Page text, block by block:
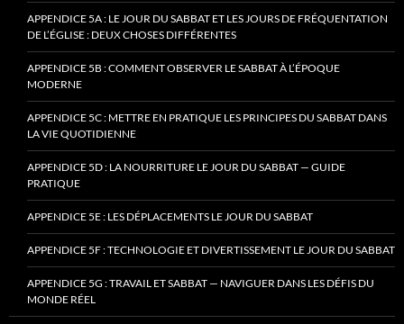
APPENDICE 5A : LE JOUR DU SABBAT ET LES JOURS DE FRÉQUENTATION
DE L’ÉGLISE : DEUX CHOSES DIFFÉRENTES
APPENDICE 5B : COMMENT OBSERVER LE SABBAT À L’ÉPOQUE
MODERNE
APPENDICE 5C : METTRE EN PRATIQUE LES PRINCIPES DU SABBAT DANS
LA VIE QUOTIDIENNE
APPENDICE 5D : LA NOURRITURE LE JOUR DU SABBAT — GUIDE
PRATIQUE
APPENDICE 5E : LES DÉPLACEMENTS LE JOUR DU SABBAT
APPENDICE 5F : TECHNOLOGIE ET DIVERTISSEMENT LE JOUR DU SABBAT
APPENDICE 5G : TRAVAIL ET SABBAT — NAVIGUER DANS LES DÉFIS DU
MONDE RÉEL